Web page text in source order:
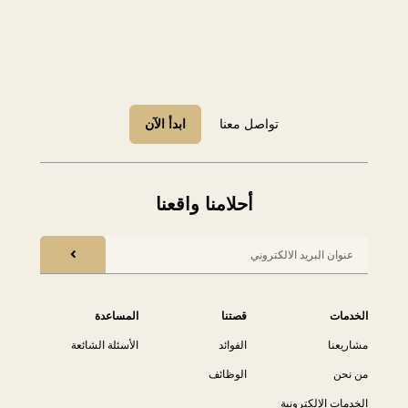
تواصل معنا ابدأ الآن
أحلامنا واقعنا
الخدمات
مشاريعنا
من نحن
الخدمات الإلكترونية
قصتنا
الفوائد
الوظائف
المساعدة
الأسئلة الشائعة